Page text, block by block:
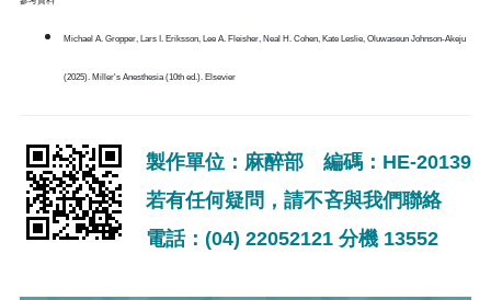
Michael A. Gropper, Lars I. Eriksson, Lee A. Fleisher, Neal H. Cohen, Kate Leslie, Oluwaseun Johnson-Akeju
(2025). Miller's Anesthesia (10th ed.). Elsevier
製作單位：麻醉部 編碼：HE-20139
若有任何疑問，請不吝與我們聯絡
電話：(04) 22052121 分機 13552